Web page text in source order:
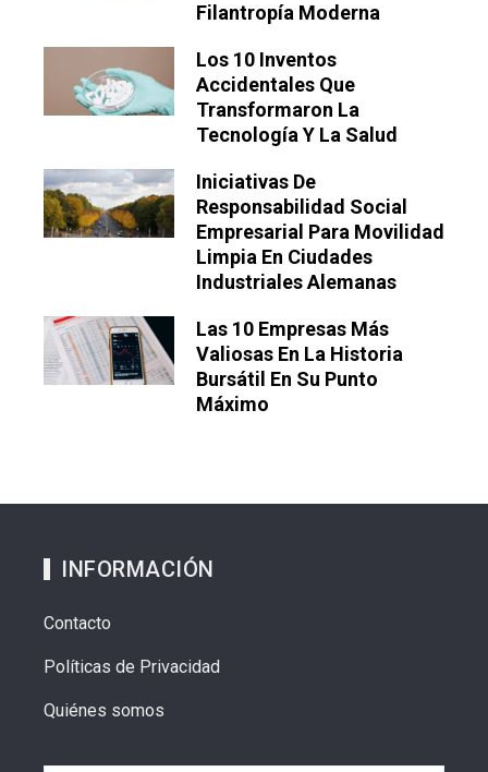
Filantropía Moderna
Los 10 Inventos
Accidentales Que
Transformaron La
Tecnología Y La Salud
Iniciativas De
Responsabilidad Social
Empresarial Para Movilidad
Limpia En Ciudades
Industriales Alemanas
Las 10 Empresas Más
Valiosas En La Historia
Bursátil En Su Punto
Máximo
INFORMACIÓN
Contacto
Políticas de Privacidad
Quiénes somos